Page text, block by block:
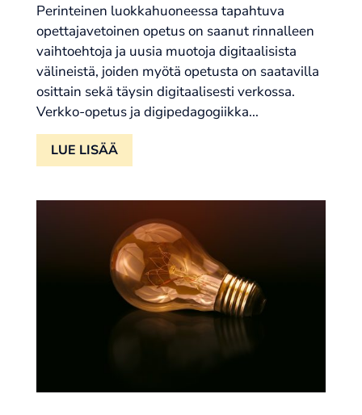
Perinteinen luokkahuoneessa tapahtuva
opettajavetoinen opetus on saanut rinnalleen
vaihtoehtoja ja uusia muotoja digitaalisista
välineistä, joiden myötä opetusta on saatavilla
osittain sekä täysin digitaalisesti verkossa.
Verkko-opetus ja digipedagogiikka...
LUE LISÄÄ